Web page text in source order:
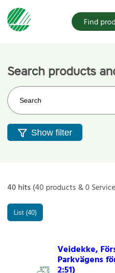
Find
Search products
Search on the web site
Show filter
40 hits (40 products & 0
List (40)
Veidekke,
Parkvägens